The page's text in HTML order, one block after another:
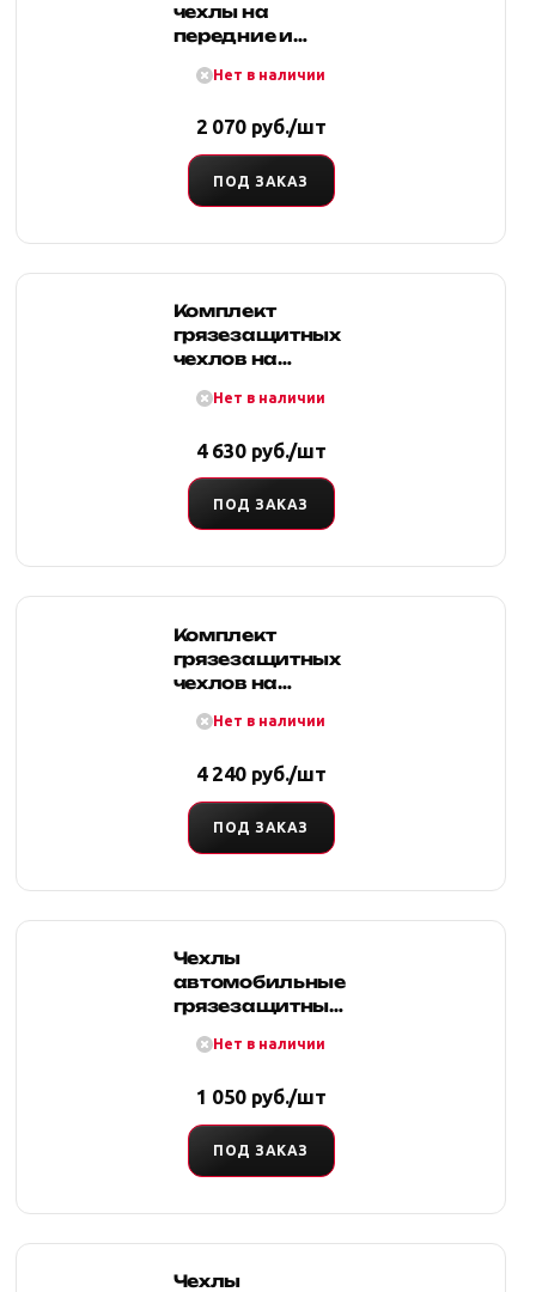
чехлы на
передние и
- комплект
Нет в наличии
2 070 руб./шт
ПОД ЗАКАЗ
Комплект
грязезащитных
чехлов на
сиденья
Нет в наличии
4 630 руб./шт
ПОД ЗАКАЗ
Комплект
грязезащитных
чехлов на
заднее сиденья
Нет в наличии
4 240 руб./шт
ПОД ЗАКАЗ
Чехлы
автомобильные
грязезащитные
на передние
(комплект).
Размер XL
Нет в наличии
1 050 руб./шт
ПОД ЗАКАЗ
Чехлы